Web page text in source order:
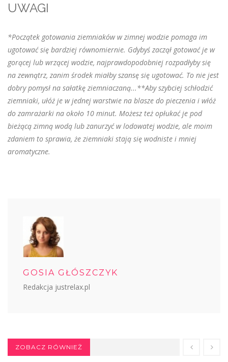
UWAGI
*Początek gotowania ziemniaków w zimnej wodzie pomaga im
ugotować się bardziej równomiernie. Gdybyś zaczął gotować je w
gorącej lub wrzącej wodzie, najprawdopodobniej rozpadłyby się
na zewnątrz, zanim środek miałby szansę się ugotować. To nie jest
dobry pomysł na sałatkę ziemniaczaną...**Aby szybciej schłodzić
ziemniaki, ułóż je w jednej warstwie na blasze do pieczenia i włóż
do zamrażarki na około 10 minut. Możesz też opłukać je pod
bieżącą zimną wodą lub zanurzyć w lodowatej wodzie, ale moim
zdaniem to sprawia, że ziemniaki stają się wodniste i mniej
aromatyczne.
GOSIA GŁÓSZCZYK
Redakcja justrelax.pl
ZOBACZ RÓWNIEŻ